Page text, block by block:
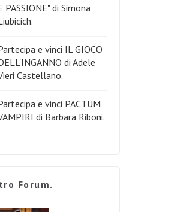
PASSIONE" di Simona
e vinci IL GIOCO
di Adele
Castellano.
e vinci PACTUM
di Barbara Riboni.
Forum.